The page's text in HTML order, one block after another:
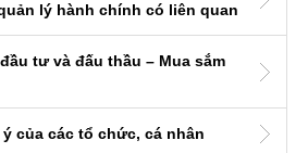
lý hành chính có liên quan
tư và đấu thầu – Mua sắm
của các tổ chức, cá nhân